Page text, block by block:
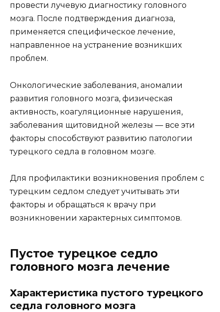
провести лучевую диагностику головного
мозга. После подтверждения диагноза,
применяется специфическое лечение,
направленное на устранение возникших
проблем.
Онкологические заболевания, аномалии
развития головного мозга, физическая
активность, коагуляционные нарушения,
заболевания щитовидной железы — все эти
факторы способствуют развитию патологии
турецкого седла в головном мозге.
Для профилактики возникновения проблем с
турецким седлом следует учитывать эти
факторы и обращаться к врачу при
возникновении характерных симптомов.
Пустое турецкое седло
головного мозга лечение
Характеристика пустого турецкого
седла головного мозга